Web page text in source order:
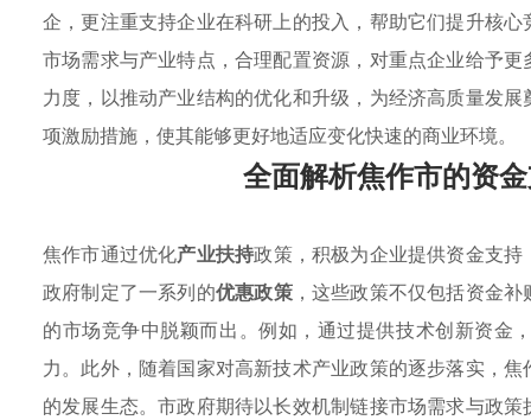
企，更注重支持企业在科研上的投入，帮助它们提升核
市场需求与产业特点，合理配置资源，对重点企业给予
力度，以推动产业结构的优化和升级，为经济高质量发
项激励措施，使其能够更好地适应变化快速的商业环境。
全面解析焦作市的资
焦作市通过优化产业扶持政策，积极为企业提供资金支
政府制定了一系列的优惠政策，这些政策不仅包括资金
的市场竞争中脱颖而出。例如，通过提供技术创新资金
力。此外，随着国家对高新技术产业政策的逐步落实，
的发展生态。市政府期待以长效机制链接市场需求与政策